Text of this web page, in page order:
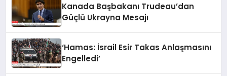
Kanada Başbakanı Trudeau’dan
Güçlü Ukrayna Mesajı
‘Hamas: İsrail Esir Takas Anlaşmasını
Engelledi’